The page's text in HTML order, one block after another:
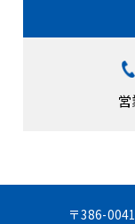
〒386-